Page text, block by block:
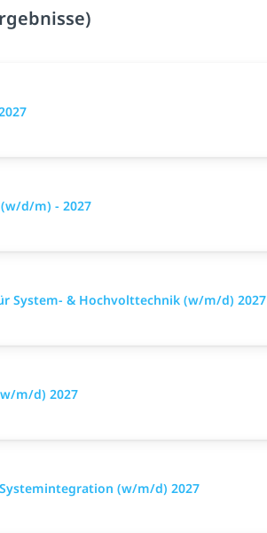
d/m) - 2027
System- & Hochvolttechnik (w/m/d) 2027
m/d) 2027
(w/m/d) 2027